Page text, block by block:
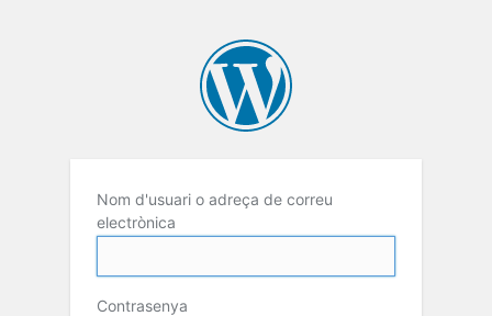
Nom d'usuari o adreça de correu
electrònica
Contrasenya